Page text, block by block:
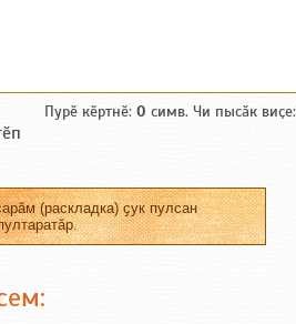
Пурӗ кӗртнӗ: 0 симв. Чи пысӑк виҫе:
(раскладка) ҫук пулсан